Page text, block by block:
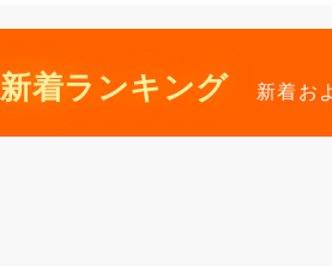
新着ランキング 新着お